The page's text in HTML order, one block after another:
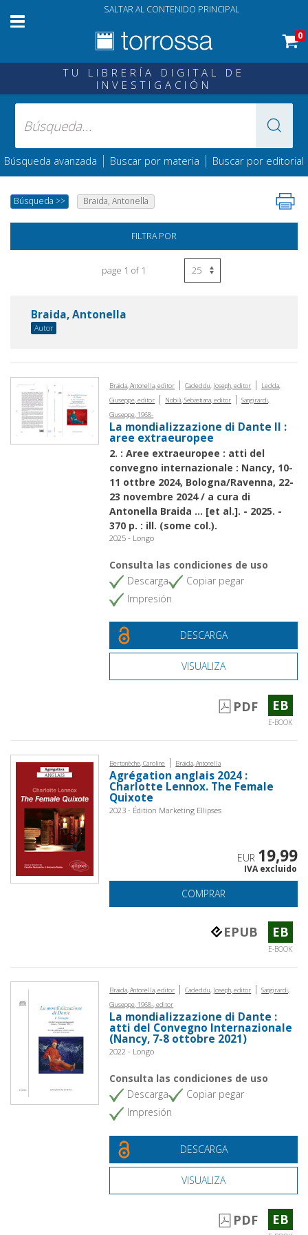
SALTAR AL CONTENIDO PRINCIPAL
0
TU LIBRERÍA DIGITAL DE
INVESTIGACIÓN
Búsqueda avanzada | Buscar por materia | Buscar por editorial
Búsqueda >> Braida, Antonella
FILTRA POR
page 1 of 1
Braida, Antonella
Autor
Braida, Antonella, editor | Cadeddu, Joseph, editor |
Ledda,
Giuseppe, editor | Nobili, Sebastiana, editor | Sangirardi,
Giuseppe, 1968-
La mondializzazione di Dante II :
aree extraeuropee
2. : Aree extraeuropee : atti del
convegno internazionale : Nancy, 10-
11 ottbre 2024, Bologna/Ravenna, 22-
23 novembre 2024 / a cura di
Antonella Braida ... [et al.]. - 2025. -
370 p. : ill. (some col.).
2025 - Longo
Consulta las condiciones de uso
Descarga
Copiar pegar
Impresión
DESCARGA
VISUALIZA
PDF EB
E-BOOK
Bertonèche, Caroline | Braida, Antonella
Agrégation anglais 2024 :
Charlotte Lennox. The Female
Quixote
2023 - Édition Marketing Ellipses
EUR 19,99
IVA excluido
COMPRAR
EPUB EB
E-BOOK
Braida, Antonella, editor | Cadeddu, Joseph, editor | Sangirardi,
Giuseppe, 1968-, editor
La mondializzazione di Dante :
atti del Convegno Internazionale
(Nancy, 7-8 ottobre 2021)
2022 - Longo
Consulta las condiciones de uso
Descarga
Copiar pegar
Impresión
DESCARGA
VISUALIZA
PDF EB